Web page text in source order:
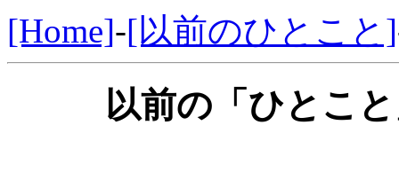
[Home]-[以前のひとこと]
以前の「ひとこ